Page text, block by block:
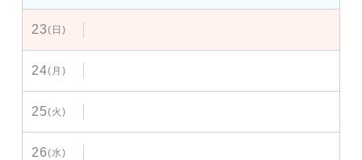
23(日)
24(月)
25(火)
26(水)